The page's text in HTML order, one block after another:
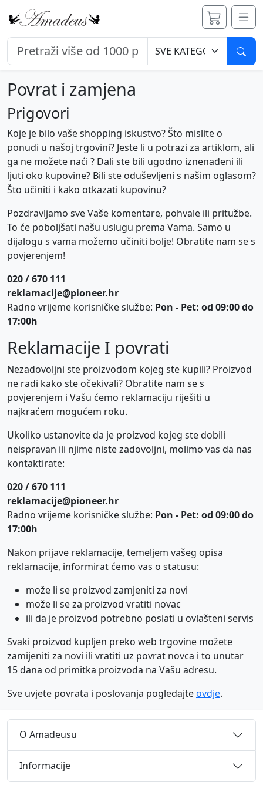
Povrat i zamjena
Prigovori
Koje je bilo vaše shopping iskustvo? Što mislite o
ponudi u našoj trgovini? Jeste li u potrazi za artiklom, ali
ga ne možete naći ? Dali ste bili ugodno iznenađeni ili
ljuti oko kupovine? Bili ste oduševljeni s našim oglasom?
Što učiniti i kako otkazati kupovinu?
Pozdravljamo sve Vaše komentare, pohvale ili pritužbe.
To će poboljšati našu uslugu prema Vama. Samo u
dijalogu s vama možemo učiniti bolje! Obratite nam se s
povjerenjem!
020 / 670 111
reklamacije@pioneer.hr
Radno vrijeme korisničke službe: Pon - Pet: od 09:00 do
17:00h
Reklamacije I povrati
Nezadovoljni ste proizvodom kojeg ste kupili? Proizvod
ne radi kako ste očekivali? Obratite nam se s
povjerenjem i Vašu ćemo reklamaciju riješiti u
najkraćem mogućem roku.
Ukoliko ustanovite da je proizvod kojeg ste dobili
neispravan ili njime niste zadovoljni, molimo vas da nas
kontaktirate:
020 / 670 111
reklamacije@pioneer.hr
Radno vrijeme korisničke službe: Pon - Pet: od 09:00 do
17:00h
Nakon prijave reklamacije, temeljem vašeg opisa
reklamacije, informirat ćemo vas o statusu:
može li se proizvod zamjeniti za novi
može li se za proizvod vratiti novac
ili da je proizvod potrebno poslati u ovlašteni servis
Svaki proizvod kupljen preko web trgovine možete
zamijeniti za novi ili vratiti uz povrat novca i to unutar
15 dana od primitka proizvoda na Vašu adresu.
Sve uvjete povrata i poslovanja pogledajteovdje.
O Amadeusu
Informacije